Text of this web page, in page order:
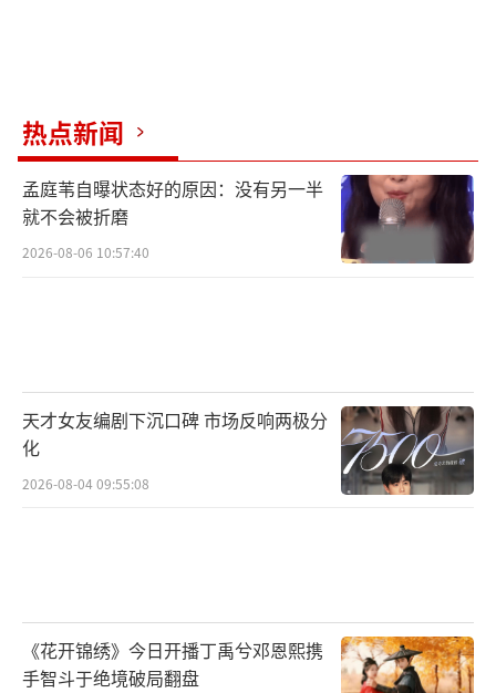
热点新闻
孟庭苇自曝状态好的原因：没有另一半
就不会被折磨
2026-08-06 10:57:40
天才女友编剧下沉口碑 市场反响两极分
化
2026-08-04 09:55:08
《花开锦绣》今日开播丁禹兮邓恩熙携
手智斗于绝境破局翻盘